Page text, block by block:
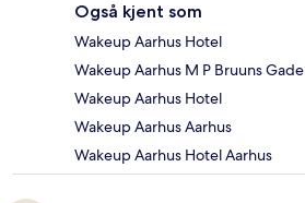
Også kjent som
Wakeup Aarhus Hotel
Wakeup Aarhus M P Bruuns Gade
Wakeup Aarhus Hotel
Wakeup Aarhus Aarhus
Wakeup Aarhus Hotel Aarhus